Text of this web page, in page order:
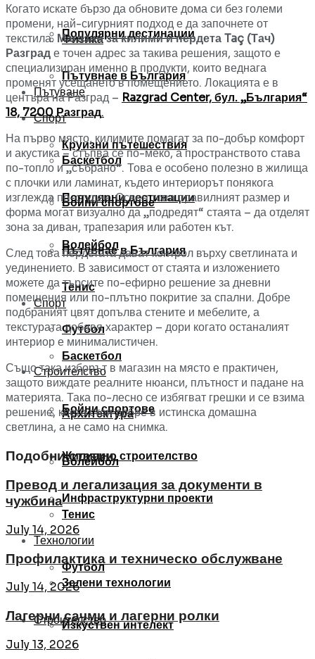
Физика
Пътуване
Круизни пътешествия
Популярни дестинации
Пътувнае в България
Спорт
Баскетбол
Бойни спортове
Волейбол
Тенис
Футбол
Строителство
Популярни дестинации
Пътувнае в България
Спорт
Баскетбол
Бойни спортове
Волейбол
Тенис
Футбол
Строителство
Архитектура
Жилищно строителство
Инфраструктурни проекти
Технологии
Зелени технологии
Изкуствен интелект
Когато искате бързо да обновите дома си без големи
промени, най-сигурният подход е да започнете от
текстила. Магазин за килими и пердета Taç (Тач)
Разграде точен адрес за такива решения, защото е
специализиран именно в продукти, които веднага
променят усещането в помещението. Локацията е в
центъра на Разград – Razgrad Center, бул. „България“
18, 7200 Разград.
На първо място, килимите помагат за по-добър комфорт
и акустика – стъпва се по-меко, а пространството става
по-топло и „събрано“. Това е особено полезно в жилища
с плочки или ламинат, където интериорът понякога
изглежда по-студен. Освен това правилният размер и
форма могат визуално да „подредят“ стаята – да отделят
зона за диван, трапезария или работен кът.
След това пердетата дават контрол върху светлината и
уединението. В зависимост от стаята и изложението
можете да търсите по-ефирно решение за дневни
помещения или по-плътно покритие за спални. Добре
подбраният цвят допълва стените и мебелите, а
текстурата добавя характер – дори когато останалият
интериор е минималистичен.
Също така изборът в магазин на място е практичен,
защото виждате реалните нюанси, плътност и падане на
материята. Така по-лесно се избягват грешки и се взима
решение, което стои добре в истинска домашна
светлина, а не само на снимка.
Подобни статии
Превод и легализация за документи в
чужбина
July 14, 2026
Профилактика и техническо обслужване
July 14, 2026
Лагерни сачми и лагерни ролки
July 13, 2026